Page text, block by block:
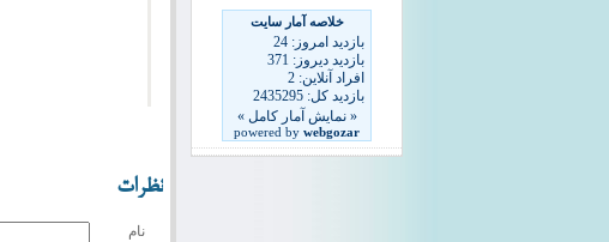
نظرات
نام